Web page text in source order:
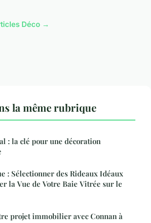
Déco →
la même rubrique
: la clé pour une décoration
: Sélectionner des Rideaux Idéaux
la Vue de Votre Baie Vitrée sur le
projet immobilier avec Connan à